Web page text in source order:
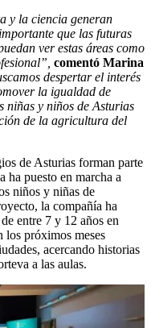
y la ciencia generan
que las futuras
ver estas áreas como
comentó Marina
despertar el interés
la igualdad de
niñas y niños de Asturias
de la agricultura del
de Asturias forman parte
ha puesto en marcha a
niños y niñas de
la compañía ha
entre 7 y 12 años en
próximos meses
acercando historias
a las aulas.